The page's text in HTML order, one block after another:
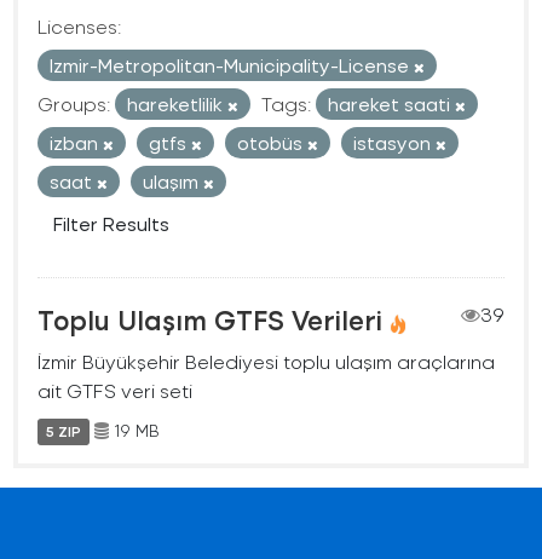
Licenses:
Izmir-Metropolitan-Municipality-License
Groups:
hareketlilik Tags:
hareket saati
izban
gtfs otobüs
istasyon
saat
ulaşım
Filter Results
Toplu Ulaşım GTFS Verileri
39
İzmir Büyükşehir Belediyesi toplu ulaşım araçlarına
ait GTFS veri seti
5 ZIP 19 MB